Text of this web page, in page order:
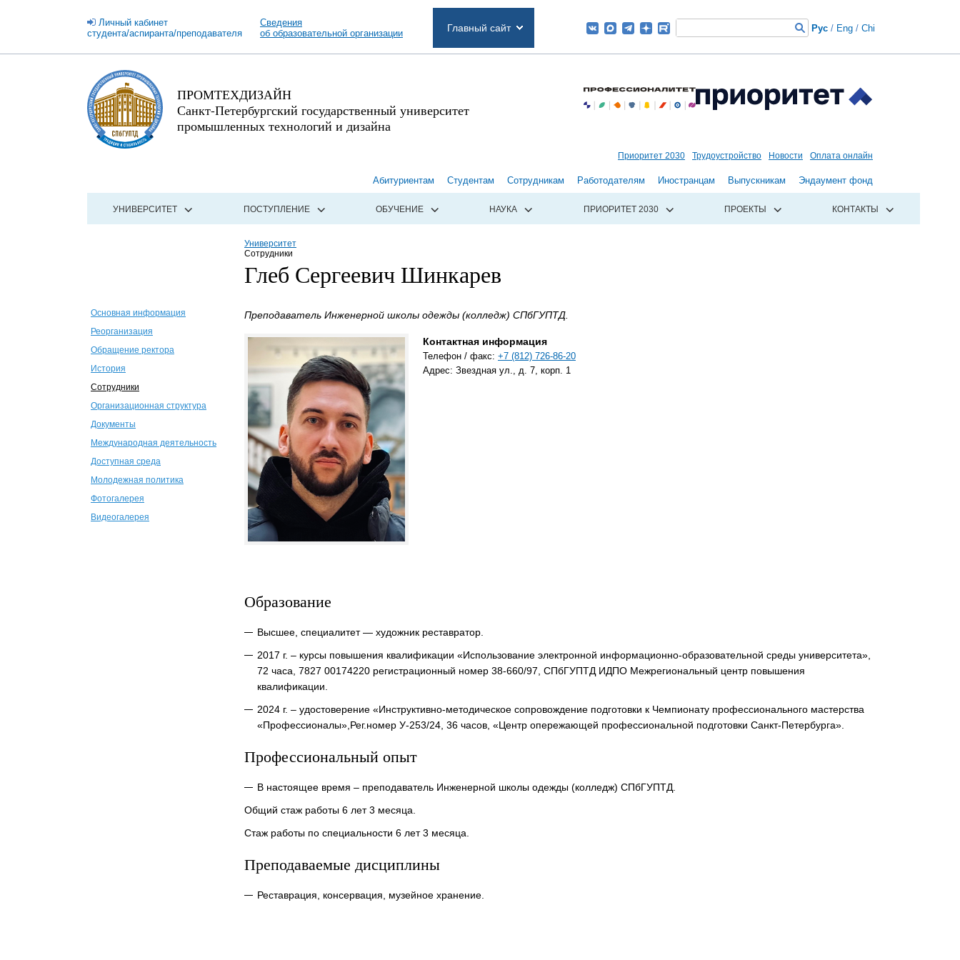
Личный кабинет
студента/аспиранта/преподавателя
Сведения
об образовательной организации
Главный сайт Рус / Eng / Chi
ПРОМТЕХДИЗАЙН
Санкт-Петербургский государственный университет
промышленных технологий и дизайна
Приоритет 2030 Трудоустройство Новости Оплата онлайн
Абитуриентам Студентам Сотрудникам Работодателям Иностранцам Выпускникам Эндаумент фонд
УНИВЕРСИТЕТ ПОСТУПЛЕНИЕ ОБУЧЕНИЕ НАУКА ПРИОРИТЕТ 2030 ПРОЕКТЫ КОНТАКТЫ
Университет
Сотрудники
Глеб Сергеевич Шинкарев
Основная информация
Реорганизация
Обращение ректора
История
Сотрудники
Организационная структура
Документы
Международная деятельность
Доступная среда
Молодежная политика
Фотогалерея
Видеогалерея
Преподаватель Инженерной школы одежды (колледж) СПбГУПТД.
Контактная информация
Телефон / факс: +7 (812) 726-86-20
Адрес: Звездная ул., д. 7, корп. 1
Образование
Высшее, специалитет — художник реставратор.
2017 г. – курсы повышения квалификации «Использование электронной информационно-образовательной среды университета»,
72 часа, 7827 00174220 регистрационный номер 38-660/97, СПбГУПТД ИДПО Межрегиональный центр повышения
квалификации.
2024 г. – удостоверение «Инструктивно-методическое сопровождение подготовки к Чемпионату профессионального мастерства
«Профессионалы»,Рег.номер У-253/24, 36 часов, «Центр опережающей профессиональной подготовки Санкт-Петербурга».
Профессиональный опыт
В настоящее время – преподаватель Инженерной школы одежды (колледж) СПбГУПТД.
Общий стаж работы 6 лет 3 месяца.
Стаж работы по специальности 6 лет 3 месяца.
Преподаваемые дисциплины
Реставрация, консервация, музейное хранение.